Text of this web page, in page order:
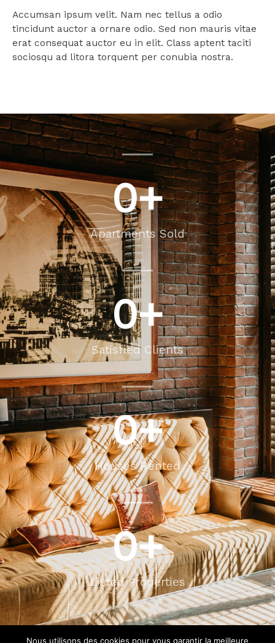
Accumsan ipsum velit. Nam nec tellus a odio
tincidunt auctor a ornare odio. Sed non mauris vitae
erat consequat auctor eu in elit. Class aptent taciti
sociosqu ad litora torquent per conubia nostra.
Apartments Sold
0+
Satisfied Clients
0+
Houses Rented
0+
Listed Properties
0+
Nous utilisons des cookies pour vous garantir la meilleure